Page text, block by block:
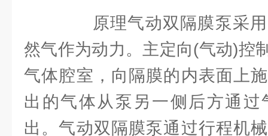
原理气动双隔膜泵采用
然气作为动力。主定向(气动)控
气体腔室，向隔膜的内表面上
出的气体从泵另一侧后方通
出。气动双隔膜泵通过行程机